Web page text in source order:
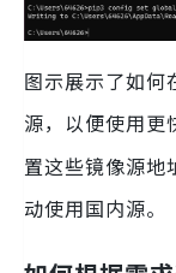
图示展示了如
源，以便使用更
置这些镜像源
动使用国内源。